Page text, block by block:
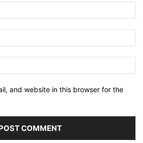
and website in this browser for the